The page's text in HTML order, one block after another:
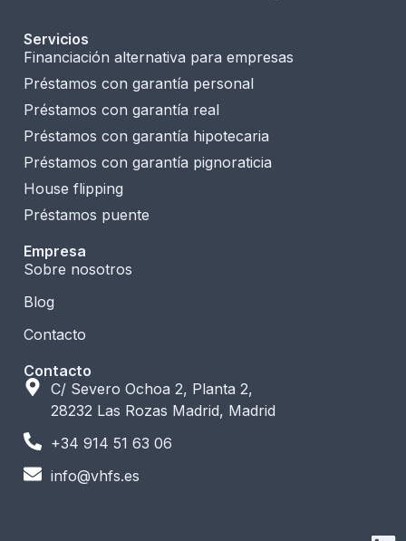
Servicios
Financiación alternativa para empresas
Préstamos con garantía personal
Préstamos con garantía real
Préstamos con garantía hipotecaria
Préstamos con garantía pignoraticia
House flipping
Préstamos puente
Empresa
Sobre nosotros
Blog
Contacto
Contacto
C/ Severo Ochoa 2, Planta 2,
28232 Las Rozas Madrid, Madrid
+34 914 51 63 06
info@vhfs.es